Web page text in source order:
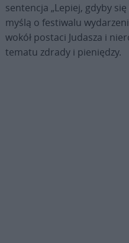
sentencja „Lepiej, gdyby
myślą o festiwalu
wokół postaci Judasza i
tematu zdrady i pieniędzy.